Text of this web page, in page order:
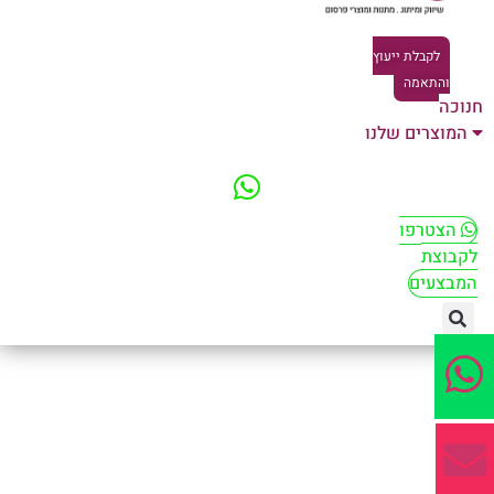
לקבלת ייעוץ
והתאמה
המוצרים שלנו
הצטרפו